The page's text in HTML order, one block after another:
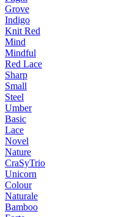
Grove
Indigo
Knit Red
Mind
Mindful
Red Lace
Sharp
Small
Steel
Umber
Basic
Lace
Novel
Nature
CraSyTrio
Unicorn
Colour
Naturale
Bamboo